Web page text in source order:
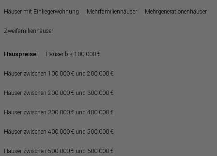
Häuser mit Einliegerwohnung Mehrfamilienhäuser Mehrgenerationenhäuser
Zweifamilienhäuser
Hauspreise: Häuser bis 100.000 €
Häuser zwischen 100.000 € und 200.000 €
Häuser zwischen 200.000 € und 300.000 €
Häuser zwischen 300.000 € und 400.000 €
Häuser zwischen 400.000 € und 500.000 €
Häuser zwischen 500.000 € und 600.000 €